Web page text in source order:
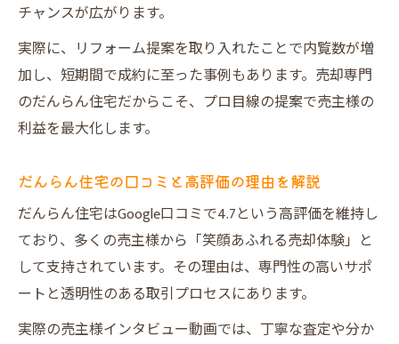
チャンスが広がります。
実際に、リフォーム提案を取り入れたことで内覧数が増
加し、短期間で成約に至った事例もあります。売却専門
のだんらん住宅だからこそ、プロ目線の提案で売主様の
利益を最大化します。
だんらん住宅の口コミと高評価の理由を解説
だんらん住宅はGoogle口コミで4.7という高評価を維持し
ており、多くの売主様から「笑顔あふれる売却体験」と
して支持されています。その理由は、専門性の高いサポ
ートと透明性のある取引プロセスにあります。
実際の売主様インタビュー動画では、丁寧な査定や分か